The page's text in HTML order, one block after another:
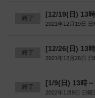
終了 [12/19(日) 13
2021年12月19日 日
終了 [12/26(日) 13
2021年12月26日 日
終了 [1/9(日) 13時
2022年1月9日 日曜